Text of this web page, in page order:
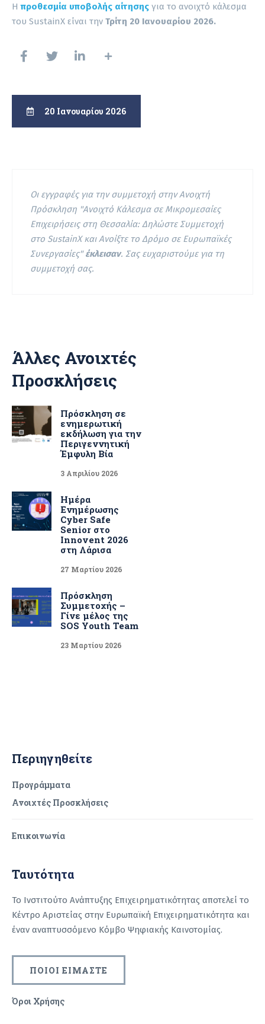
Ηπροθεσμία υποβολής αίτησης για το ανοιχτό κάλεσμα
του SustainX είναι την Τρίτη 20 Ιανουαρίου 2026.
20 Ιανουαρίου 2026
Οι εγγραφές για την συμμετοχή στην Ανοιχτή
Πρόσκληση "Ανοιχτό Κάλεσμα σε Μικρομεσαίες
Επιχειρήσεις στη Θεσσαλία: Δηλώστε Συμμετοχή
στο SustainX και Ανοίξτε το Δρόμο σε Ευρωπαϊκές
Συνεργασίες"έκλεισαν. Σας ευχαριστούμε για τη
συμμετοχή σας.
Άλλες Ανοιχτές
Προσκλήσεις
Πρόσκληση σε
ενημερωτική
εκδήλωση για την
Περιγεννητική
Έμφυλη Βία
3 Απριλίου 2026
Ημέρα
Ενημέρωσης
Cyber Safe
Senior στο
Innovent 2026
στη Λάρισα
27 Μαρτίου 2026
Πρόσκληση
Συμμετοχής –
Γίνε μέλος της
SOS Youth Team
23 Μαρτίου 2026
Περιηγηθείτε
Προγράμματα
Ανοιχτές Προσκλήσεις
Επικοινωνία
Ταυτότητα
Το Ινστιτούτο Ανάπτυξης Επιχειρηματικότητας αποτελεί το
Κέντρο Αριστείας στην Ευρωπαϊκή Επιχειρηματικότητα και
έναν αναπτυσσόμενο Κόμβο Ψηφιακής Καινοτομίας.
ΠΟΙΟΙ ΕΙΜΑΣΤΕ
Όροι Χρήσης